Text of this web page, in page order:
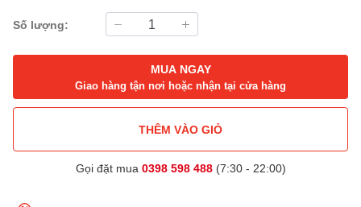
Số lượng:
MUA NGAY
Giao hàng tận nơi hoặc nhận tại cửa hàng
THÊM VÀO GIỎ
Gọi đặt mua 0398 598 488(7:30 - 22:00)